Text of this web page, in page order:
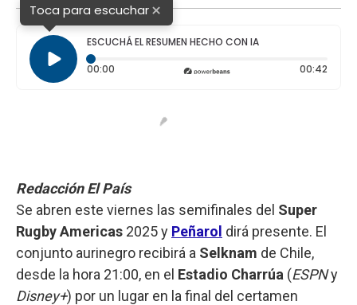
Toca para escuchar×
ESCUCHÁ EL RESUMEN HECHO CON IA
00:00 Tiempo transcurrido: 0 segundos 00:42
Redacción El País
Se abren este viernes las semifinales del Super
Rugby Americas 2025 y Peñarol dirá presente. El
conjunto aurinegro recibirá a Selknam de Chile,
desde la hora 21:00, en el Estadio Charrúa (ESPNy
Disney+) por un lugar en la final del certamen